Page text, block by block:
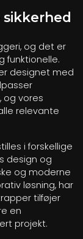
og det er
funktionelle.
designet med
vores
relevante
i forskellige
design og
og moderne
løsning, har
tilføjer
en
projekt.